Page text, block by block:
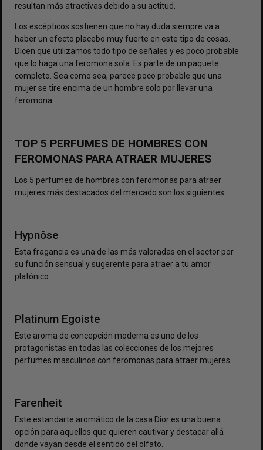
resultan más atractivas debido a su actitud.
Los escépticos sostienen que no hay duda siempre va a
haber un efecto placebo muy fuerte en este tipo de cosas.
Dicen que utilizamos todo tipo de señales y es poco probable
que lo haga una feromona sola. Es parte de un paquete
completo. Sea como sea, parece poco probable que una
mujer se tire encima de un hombre solo por llevar una
feromona.
TOP 5 PERFUMES DE HOMBRES CON
FEROMONAS PARA ATRAER MUJERES
Los 5 perfumes de hombres con feromonas para atraer
mujeres más destacados del mercado son los siguientes.
Hypnôse
Esta fragancia es una de las más valoradas en el sector por
su función sensual y sugerente para atraer a tu amor
platónico.
Platinum Egoiste
Este aroma de concepción moderna es uno de los
protagonistas en todas las colecciones de los mejores
perfumes masculinos con feromonas para atraer mujeres.
Farenheit
Este estandarte aromático de la casa Dior es una buena
opción para aquellos que quieren cautivar y destacar allá
donde vayan desde el sentido del olfato.